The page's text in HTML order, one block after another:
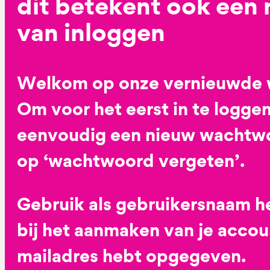
van inloggen
Welkom op onze vernieuwde
Om voor het eerst in te
eenvoudig een nieuw
op ‘wachtwoord vergeten’.
Gebruik als gebruikersnaam
bij het aanmaken van je
mailadres hebt opgegeven.